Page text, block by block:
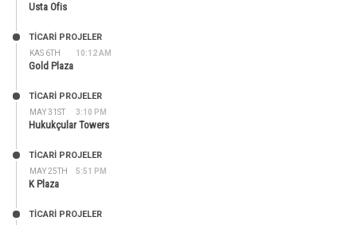
Usta Ofis
KAS 6TH 10:12 AM
TİCARİ PROJELER
Gold Plaza
MAY 31ST 3:10 PM
TİCARİ PROJELER
Hukukçular Towers
MAY 25TH 5:51 PM
TİCARİ PROJELER
K Plaza
TİCARİ PROJELER